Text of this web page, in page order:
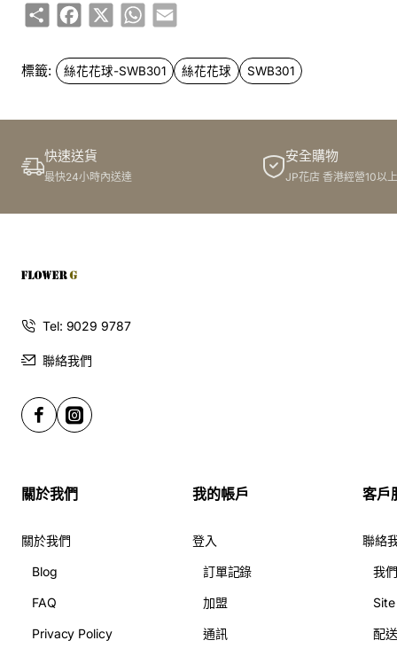
ShareFacebook
X WhatsApp
Email
標籤: 絲花花球-SWB301 絲花花球 SWB301
快速送貨
最快24小時內送達
安全購物
JP花店 香港經營10以
Tel: 9029 9787
聯絡我們
關於我們
關於我們
Blog
FAQ
Privacy Policy
我的帳戶
登入
訂單記錄
加盟
通訊
客戶
聯絡
我
配